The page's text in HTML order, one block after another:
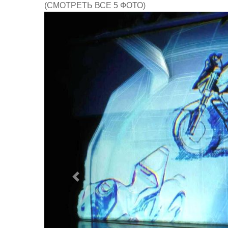
(СМОТРЕТЬ ВСЕ 5 ФОТО)
Предыдущий